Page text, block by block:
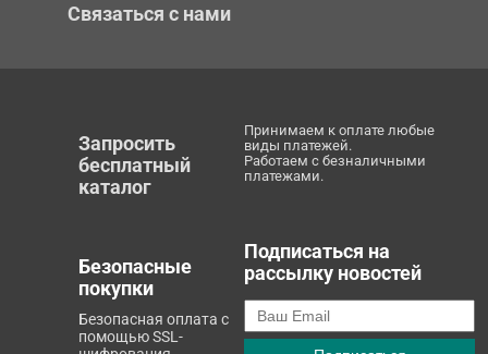
Связаться с нами
Запросить
бесплатный
каталог
Принимаем к оплате любые
виды платежей.
Работаем с безналичными
платежами.
Безопасные
покупки
Безопасная оплата с
помощью SSL-
Подписаться на
рассылку новостей